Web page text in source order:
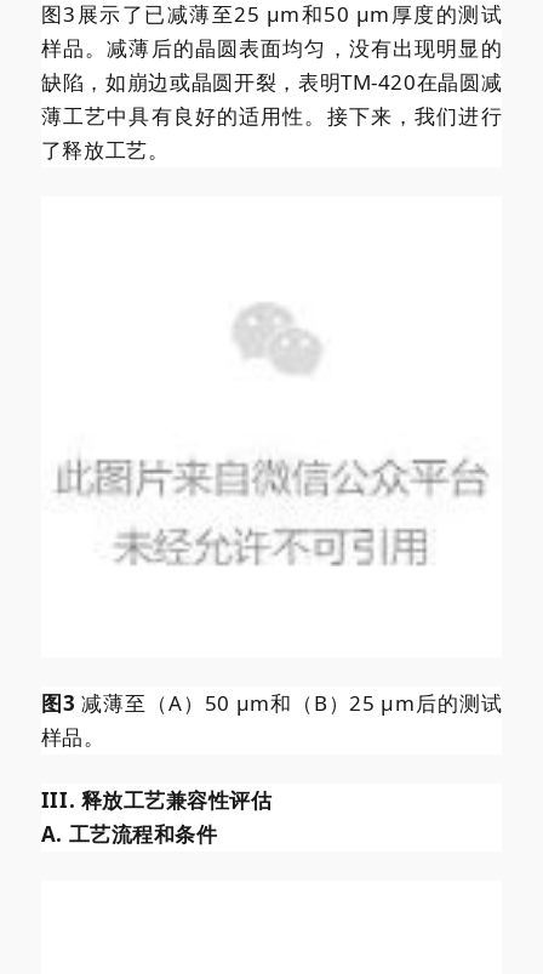
图3展示了已减薄至25 μm和50 μm厚度的测试
样品。减薄后的晶圆表面均匀，没有出现明显的
缺陷，如崩边或晶圆开裂，表明TM-420在晶圆减
薄工艺中具有良好的适用性。接下来，我们进行
了释放工艺。
图3 减薄至（A）50 μm和（B）25 μm后的测试
样品。
III. 释放工艺兼容性评估
A. 工艺流程和条件